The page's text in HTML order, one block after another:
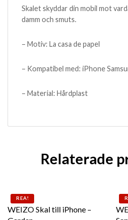
Skalet skyddar din mobil mot
damm och smuts.
– Motiv: La casa de papel
– Kompatibel med: iPhone
– Material: Hårdplast
Relaterade
REA!
WEIZO Skal till iPhone –
Den här produkten har flera